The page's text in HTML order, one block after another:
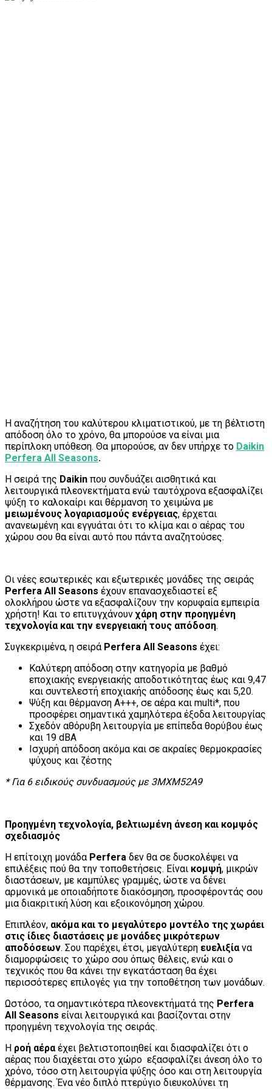
Η αναζήτηση του καλύτερου κλιματιστικού, με τη βέλτιστη
απόδοση όλο το χρόνο, θα μπορούσε να είναι μια
περίπλοκη υπόθεση. Θα μπορούσε, αν δεν υπήρχε το Daikin
Perfera All Seasons.
Η σειρά της Daikin που συνδυάζει αισθητικά και
λειτουργικά πλεονεκτήματα ενώ ταυτόχρονα εξασφαλίζει
ψύξη το καλοκαίρι και θέρμανση το χειμώνα με
μειωμένους λογαριασμούς ενέργειας, έρχεται
ανανεωμένη και εγγυάται ότι το κλίμα και ο αέρας του
χώρου σου θα είναι αυτό που πάντα αναζητούσες.
Οι νέες εσωτερικές και εξωτερικές μονάδες της σειράς
Perfera All Seasons έχουν επανασχεδιαστεί εξ
ολοκλήρου ώστε να εξασφαλίζουν την κορυφαία εμπειρία
χρήστη! Και το επιτυγχάνουνχάρη στην προηγμένη
τεχνολογία και την ενεργειακή τους απόδοση.
Συγκεκριμένα, η σειρά Perfera All Seasons έχει:
Καλύτερη απόδοση στην κατηγορία με βαθμό
εποχιακής ενεργειακής αποδοτικότητας έως και 9,47
και συντελεστή εποχιακής απόδοσης έως και 5,20.
Ψύξη και θέρμανση Α+++, σε αέρα και multi*, που
προσφέρει σημαντικά χαμηλότερα έξοδα λειτουργίας
Σχεδόν αθόρυβη λειτουργία με επίπεδα θορύβου έως
και 19 dBA
Ισχυρή απόδοση ακόμα και σε ακραίες θερμοκρασίες
ψύχους και ζέστης
* Για 6 ειδικούς συνδυασμούς με 3MXM52A9
Προηγμένη τεχνολογία, βελτιωμένη άνεση και κομψός
σχεδιασμός
Η επίτοιχη μονάδα Perfera δεν θα σε δυσκολέψει να
επιλέξεις πού θα την τοποθετήσεις. Είναι κομψή, μικρών
διαστάσεων, με καμπύλες γραμμές, ώστε να δένει
αρμονικά με οποιαδήποτε διακόσμηση, προσφέροντάς σου
μια διακριτική λύση και εξοικονόμηση χώρου.
Επιπλέον, ακόμα και το μεγαλύτερο μοντέλο της χωράει
στις ίδιες διαστάσεις με μονάδες μικρότερων
αποδόσεων. Σου παρέχει, έτσι, μεγαλύτερη ευελιξίανα
διαμορφώσεις το χώρο σου όπως θέλεις, ενώ και ο
τεχνικός που θα κάνει την εγκατάσταση θα έχει
περισσότερες επιλογές για την τοποθέτηση των μονάδων.
Ωστόσο, τα σημαντικότερα πλεονεκτήματά της Perfera
All Seasons είναι λειτουργικά και βασίζονται στην
προηγμένη τεχνολογία της σειράς.
Η ροή αέραέχει βελτιστοποιηθεί και διασφαλίζει ότι ο
αέρας που διαχέεται στο χώρο εξασφαλίζει άνεση όλο το
χρόνο, τόσο στη λειτουργία ψύξης όσο και στη λειτουργία
θέρμανσης. Ένα νέο διπλό πτερύγιο διευκολύνει τη